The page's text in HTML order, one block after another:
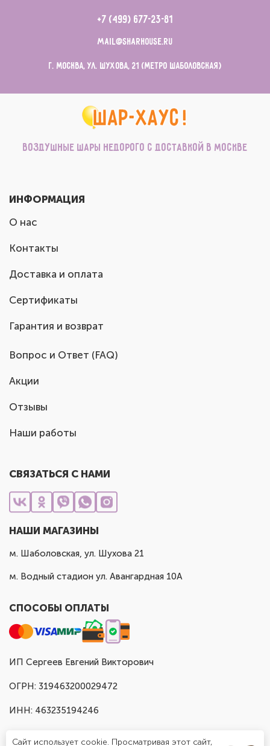
+7 (499) 677-23-81
mail@sharhouse.ru
г. Москва, ул. Шухова, 21 (метро Шаболовская)
Воздушные шары недорого с доставкой в Москве
ИНФОРМАЦИЯ
О нас
Контакты
Доставка и оплата
Сертификаты
Гарантия и возврат
Вопрос и Ответ (FAQ)
Акции
Отзывы
Наши работы
СВЯЗАТЬСЯ С НАМИ
НАШИ МАГАЗИНЫ
м. Шаболовская, ул. Шухова 21
м. Водный стадион ул. Авангардная 10А
СПОСОБЫ ОПЛАТЫ
ИП Сергеев Евгений Викторович
ОГРН: 319463200029472
ИНН: 463235194246
Сайт использует cookie. Просматривая этот сайт,